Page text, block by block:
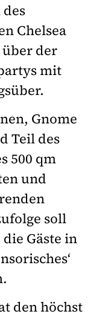
Chelsea
der
mit
Gnome
Teil des
500 qm
und
soll
Gäste in
den höchst